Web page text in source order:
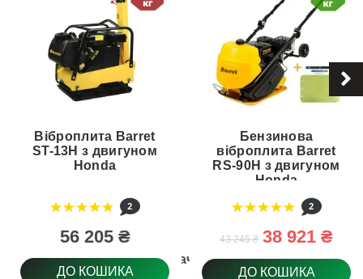
Призначення
Віброплита Barret
ST-13H з двигуном
Honda
2
56 205 ₴
ДО КОШИКА
Бензинова
віброплита Barret
RS-90H з двигуном
Honda
2
43 245 ₴ 38 921 ₴
ДО КОШИКА